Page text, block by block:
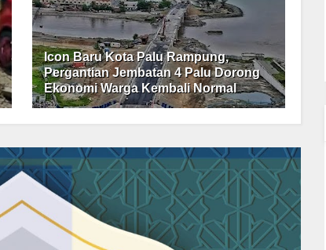
Icon Baru Kota Palu Rampung,
Pergantian Jembatan 4 Palu Dorong
Ekonomi Warga Kembali Normal